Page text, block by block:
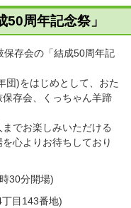
周年記念祭」
保存会の「結成50周年記
団)をはじめとして、おた
存会、くっちゃん羊蹄
でお楽しみいただける
心よりお待ちしており
30分開場)
目143番地)